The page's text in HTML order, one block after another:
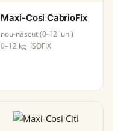
Maxi-Cosi CabrioFix
nou-născut (0-12 luni)
0–12 kg ISOFIX